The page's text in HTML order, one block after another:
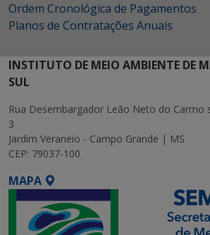
Ordem Cronológica de Pagamentos
Planos de Contratações Anuais
INSTITUTO DE MEIO AMBIENTE DE
SUL
Rua Desembargador Leão Neto do Carmo
3
Jardim Veraneio - Campo Grande | MS
CEP: 79037-100
MAPA